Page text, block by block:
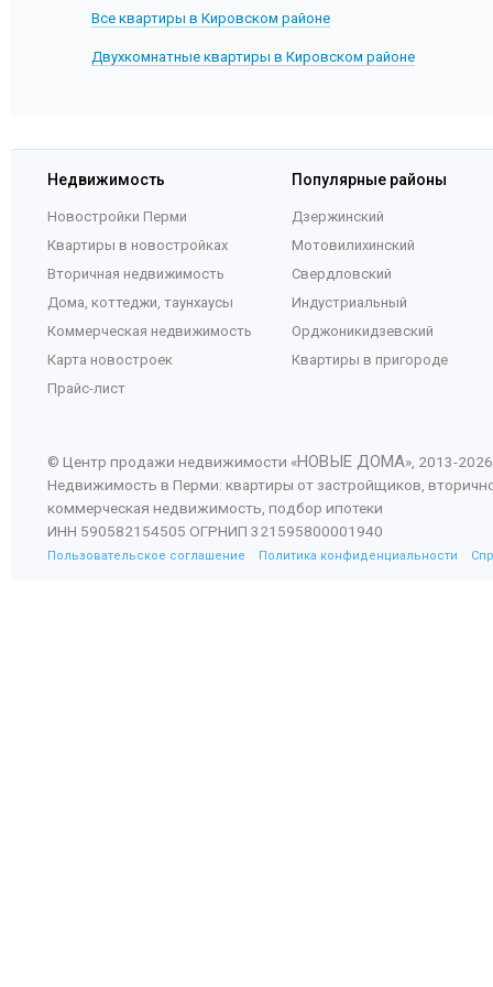
Все квартиры в Кировском районе
Двухкомнатные квартиры в Кировском районе
Недвижимость
Новостройки Перми
Квартиры в новостройках
Вторичная недвижимость
Дома, коттеджи, таунхаусы
Коммерческая недвижимость
Карта новостроек
Прайс-лист
Популярные районы
Дзержинский
Мотовилихинский
Свердловский
Индустриальный
Орджоникидзевский
Квартиры в пригороде
© Центр продажи недвижимости «НОВЫЕ ДОМА», 2013-2026
Недвижимость в Перми: квартиры от застройщиков,
коммерческая недвижимость, подбор ипотеки
ИНН 590582154505 ОГРНИП 321595800001940
Пользовательское соглашение Политика конфиденциальности